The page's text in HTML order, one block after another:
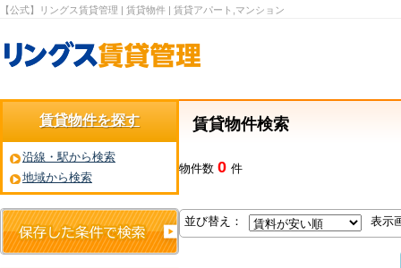
【公式】リングス賃貸管理 | 賃貸物件 | 賃貸アパート,マンション
賃貸物件を探す
沿線・駅から検索
地域から検索
賃貸物件検索
物件数 0 件
並び替え： 表示